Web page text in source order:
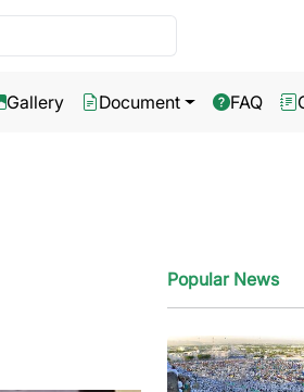
Gallery Document FAQ
Popular News